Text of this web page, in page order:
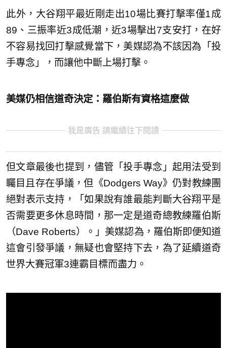
此外，大谷翔平最近剛走出10場比賽打擊率僅1成
89、三振率近3成低潮，近3場擊出7支安打，在好
不容易找回打擊感覺當下，美媒認為不該因為「投
手專念」，而讓他中斷上場打擊。
美媒仍相信道奇決定：羅伯斯有資格這麼做
我是廣告 請繼續往下閱讀
但文章最後也提到，儘管「投手專念」起用法受到
矚目且存在爭議，但《Dodgers Way》仍對教練團
絕對表示支持，「如果說有誰最能判斷大谷翔平是
否需要更多休息時間，那一定是道奇總教練羅伯斯
（Dave Roberts）。」美媒認為，羅伯斯即便知道
這會引發爭議，無疑也會堅持下去，為了延續道奇
世界大賽冠軍3連霸目標而盡力。